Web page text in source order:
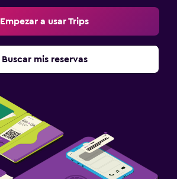
Empezar a usar Trips
Buscar mis reservas